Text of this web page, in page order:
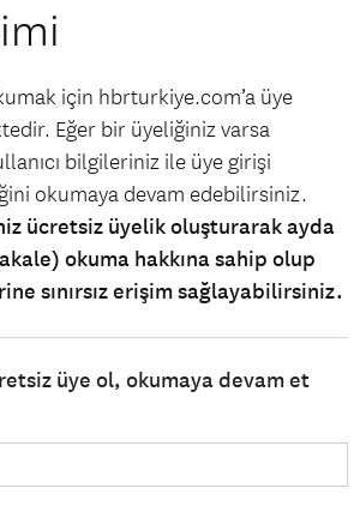
için hbrturkiye.com’a üye
Eğer bir üyeliğiniz varsa
bilgileriniz ile üye girişi
okumaya devam edebilirsiniz.
ücretsiz üyelik oluşturarak ayda
okuma hakkına sahip olup
sınırsız erişim sağlayabilirsiniz.
üye ol, okumaya devam et